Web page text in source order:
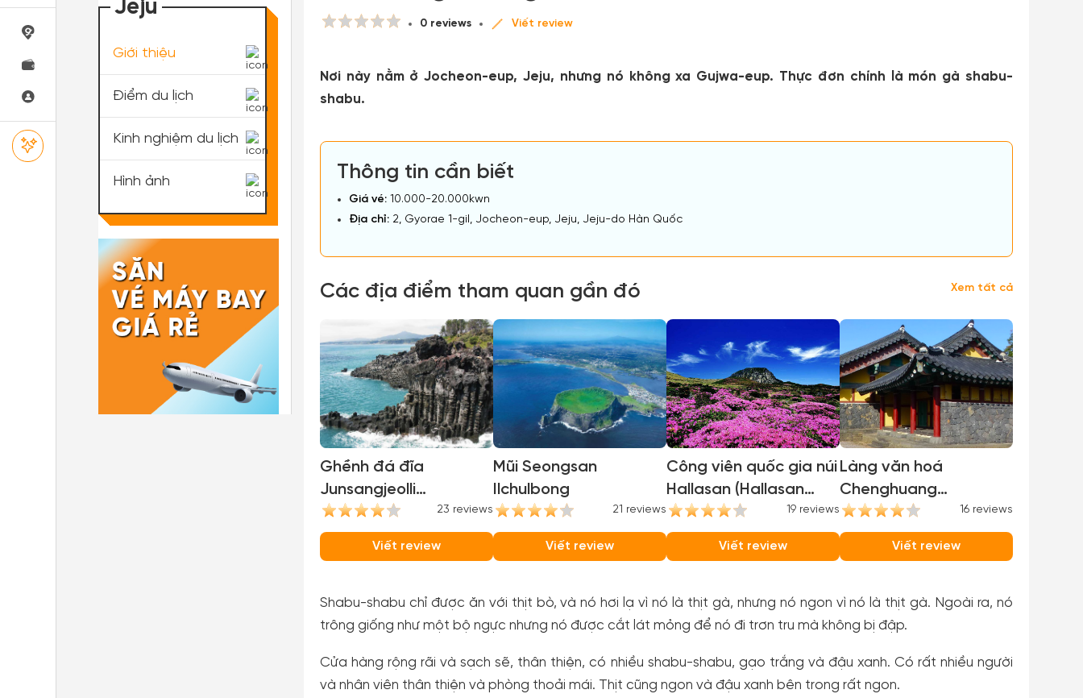
0 reviews Viết review
Nơi này nằm ở Jocheon-eup, Jeju, nhưng nó không xa Gujwa-eup. Thực đơn chính là món gà shabu-
shabu.
Thông tin cần biết
Giá vé: 10.000-20.000kwn
Địa chỉ: 2, Gyorae 1-gil, Jocheon-eup, Jeju, Jeju-do Hàn Quốc
Các địa điểm tham quan gần đó Xem tất cả
Ghềnh đá đĩa
Junsangjeolli
(Jusangjeolli Cliffs)23 reviews
Viết review
Mũi Seongsan
Ilchulbong
21 reviews
Viết review
Công viên quốc gia núi
Hallasan (Hallasan
National Park)
19 reviews
Viết review
Làng văn hoá
Chenghuang
(Chenghuang Folk
Village)
16 reviews
Viết review
Shabu-shabu chỉ được ăn với thịt bò, và nó hơi lạ vì nó là thịt gà, nhưng nó ngon vì nó là thịt gà. Ngoài ra, nó
trông giống như một bộ ngực nhưng nó được cắt lát mỏng để nó đi trơn tru mà không bị đập.
Cửa hàng rộng rãi và sạch sẽ, thân thiện, có nhiều shabu-shabu, gạo trắng và đậu xanh. Có rất nhiều người
và nhân viên thân thiện và phòng thoải mái. Thịt cũng ngon và đậu xanh bên trong rất ngon.
Jeju
Giới thiệu
Điểm du lịch
Kinh nghiệm du lịch
Hình ảnh